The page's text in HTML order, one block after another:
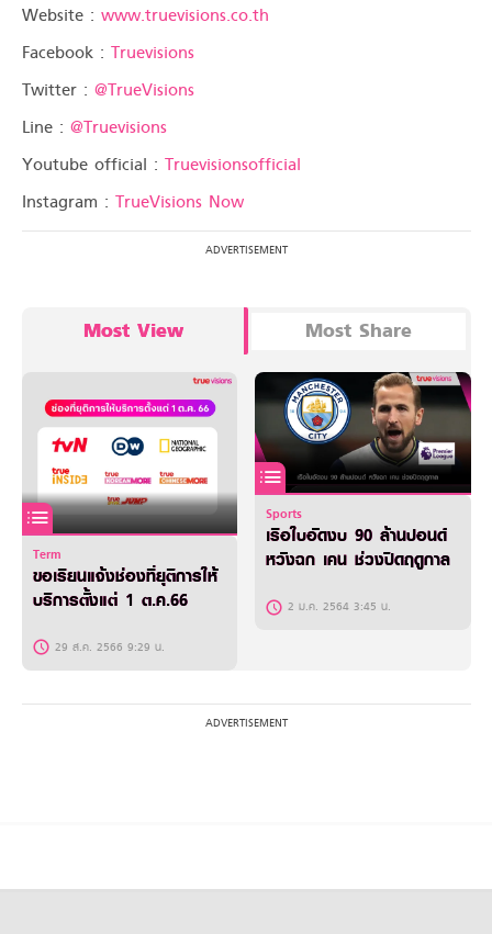
Website : www.truevisions.co.th
Facebook : Truevisions
Twitter : @TrueVisions
Line : @Truevisions
Youtube official : Truevisionsofficial
Instagram : TrueVisions Now
Most View Most Share
Term
ขอเรียนแจ้งช่องที่ยุติการให้
บริการตั้งแต่ 1 ต.ค.66
29 ส.ค. 2566 9:29 น.
Sports
เรือใบอัดงบ 90 ล้านปอนด์
หวังฉก เคน ช่วงปิดฤดูกาล
2 ม.ค. 2564 3:45 น.